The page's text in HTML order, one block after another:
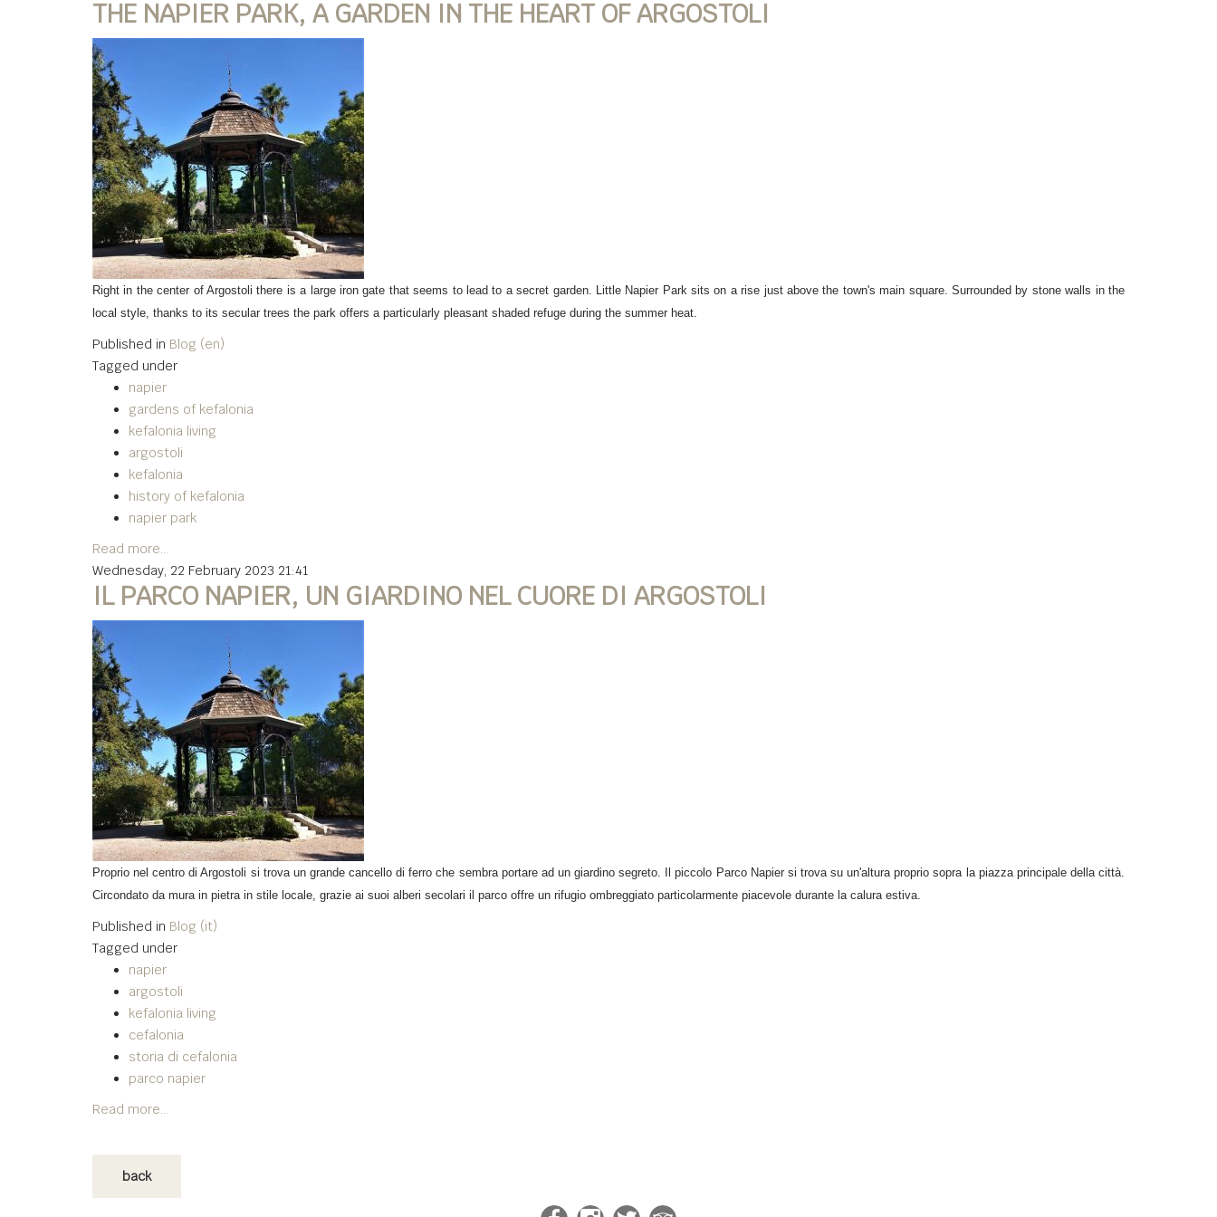
THE NAPIER PARK, A GARDEN IN THE HEART OF ARGOSTOLI
Right in the center of Argostoli there is a large iron gate that seems to lead to a secret garden. Little Napier Park sits on a rise just above the town's main square. Surrounded by stone walls in the
local style, thanks to its secular trees the park offers a particularly pleasant shaded refuge during the summer heat.
Published in Blog (en)
Tagged under
napier
gardens of kefalonia
kefalonia living
argostoli
kefalonia
history of kefalonia
napier park
Read more...
Wednesday, 22 February 2023 21:41
IL PARCO NAPIER, UN GIARDINO NEL CUORE DI ARGOSTOLI
Proprio nel centro di Argostoli si trova un grande cancello di ferro che sembra portare ad un giardino segreto. Il piccolo Parco Napier si trova su un'altura proprio sopra la piazza principale della città.
Circondato da mura in pietra in stile locale, grazie ai suoi alberi secolari il parco offre un rifugio ombreggiato particolarmente piacevole durante la calura estiva.
Published in Blog (it)
Tagged under
napier
argostoli
kefalonia living
cefalonia
storia di cefalonia
parco napier
Read more...
back